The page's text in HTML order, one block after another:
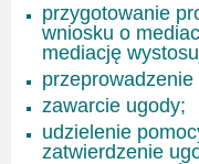
przygotowanie
wniosku o
mediację
zawarcie ugody;
udzielenie
zatwierdzenie